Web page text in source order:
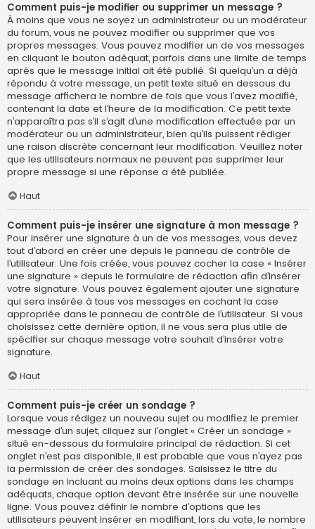
Comment puis-je modifier ou supprimer un message ?
À moins que vous ne soyez un administrateur ou un modérateur
du forum, vous ne pouvez modifier ou supprimer que vos
propres messages. Vous pouvez modifier un de vos messages
en cliquant le bouton adéquat, parfois dans une limite de temps
après que le message initial ait été publié. Si quelqu’un a déjà
répondu à votre message, un petit texte situé en dessous du
message affichera le nombre de fois que vous l’avez modifié,
contenant la date et l’heure de la modification. Ce petit texte
n’apparaîtra pas s’il s’agit d’une modification effectuée par un
modérateur ou un administrateur, bien qu’ils puissent rédiger
une raison discrète concernant leur modification. Veuillez noter
que les utilisateurs normaux ne peuvent pas supprimer leur
propre message si une réponse a été publiée.
Haut
Comment puis-je insérer une signature à mon message ?
Pour insérer une signature à un de vos messages, vous devez
tout d’abord en créer une depuis le panneau de contrôle de
l’utilisateur. Une fois créée, vous pouvez cocher la case « Insérer
une signature » depuis le formulaire de rédaction afin d’insérer
votre signature. Vous pouvez également ajouter une signature
qui sera insérée à tous vos messages en cochant la case
appropriée dans le panneau de contrôle de l’utilisateur. Si vous
choisissez cette dernière option, il ne vous sera plus utile de
spécifier sur chaque message votre souhait d’insérer votre
signature.
Haut
Comment puis-je créer un sondage ?
Lorsque vous rédigez un nouveau sujet ou modifiez le premier
message d’un sujet, cliquez sur l’onglet « Créer un sondage »
situé en-dessous du formulaire principal de rédaction. Si cet
onglet n’est pas disponible, il est probable que vous n’ayez pas
la permission de créer des sondages. Saisissez le titre du
sondage en incluant au moins deux options dans les champs
adéquats, chaque option devant être insérée sur une nouvelle
ligne. Vous pouvez définir le nombre d’options que les
utilisateurs peuvent insérer en modifiant, lors du vote, le nombre